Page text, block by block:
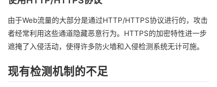
由于Web流量的大部分是通过HTTP/HTTPS协议进行的，攻击
者经常利用这些通道隐藏恶意行为。HTTPS的加密特性进一步
遮掩了入侵活动，使得许多防火墙和入侵检测系统无计可施。
现有检测机制的不足